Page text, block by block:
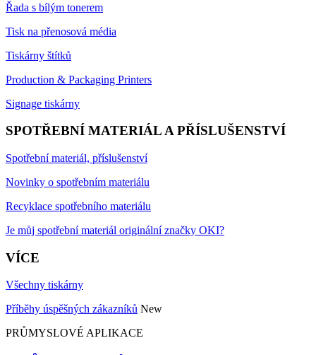
Řada s bílým tonerem
Tisk na přenosová média
Tiskárny štítků
Production & Packaging Printers
Signage tiskárny
SPOTŘEBNÍ MATERIÁL A PŘÍSLUŠENSTVÍ
Spotřební materiál, příslušenství
Novinky o spotřebním materiálu
Recyklace spotřebního materiálu
Je můj spotřební materiál originální značky OKI?
VÍCE
Všechny tiskárny
Příběhy úspěšných zákazníků New
PRŮMYSLOVÉ APLIKACE